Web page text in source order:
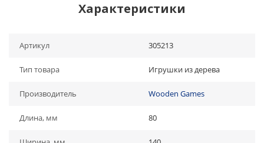
Характеристики
Артикул 305213
Тип товара Игрушки из дерева
Производитель Wooden Games
Длина, мм 80